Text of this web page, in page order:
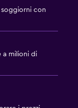
con
a milioni di